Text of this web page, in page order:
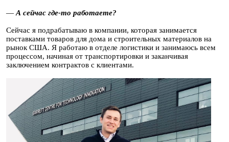
— А сейчас где-то работаете?
Сейчас я подрабатываю в компании, которая занимается
поставками товаров для дома и строительных материалов на
рынок США. Я работаю в отделе логистики и занимаюсь всем
процессом, начиная от транспортировки и заканчивая
заключением контрактов с клиентами.